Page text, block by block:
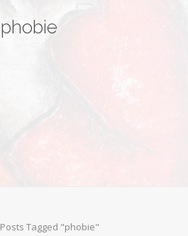
phobie
Posts Tagged "phobie"